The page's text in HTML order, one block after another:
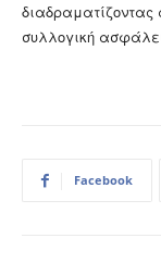
συλλογική
Facebook